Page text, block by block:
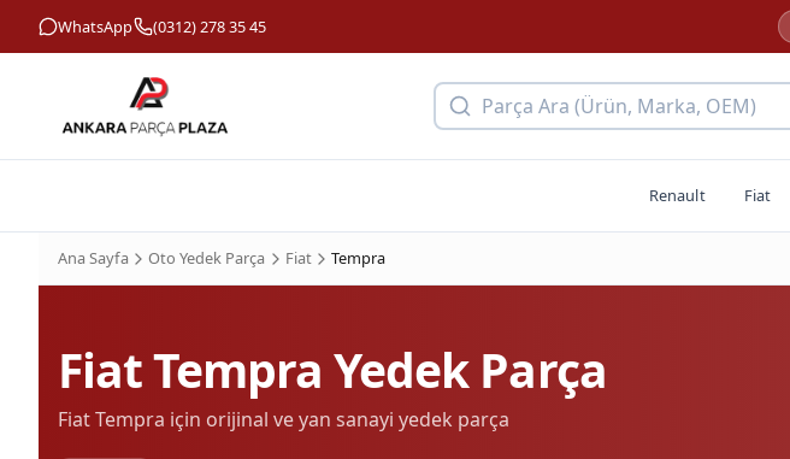
WhatsApp (0312) 278 35 45
Parça Ara (Ürün, Marka, OEM)
Renault Fiat
Ana Sayfa Oto Yedek Parça Fiat Tempra
FiatTempra Yedek Parça
FiatTempra için orijinal ve yan sanayi yedek parça